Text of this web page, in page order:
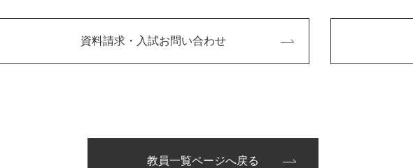
資料請求・入試お問い合わせ
教員一覧ページへ戻る